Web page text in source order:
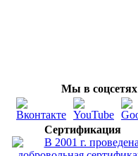
Мы в соцсетях
Сертификация